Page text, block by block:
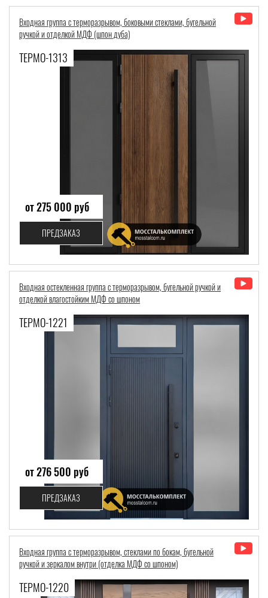
Входная группа с терморазрывом, боковыми стеклами, бугельной
ручкой и отделкой МДФ (шпон дуба)
ТЕРМО-1313
от 275 000 руб
ПРЕДЗАКАЗ
Входная остекленная группа с терморазрывом, бугельной ручкой и
отделкой влагостойким МДФ со шпоном
ТЕРМО-1221
от 276 500 руб
ПРЕДЗАКАЗ
Входная группа с терморазрывом, стеклами по бокам, бугельной
ручкой и зеркалом внутри (отделка МДФ со шпоном)
ТЕРМО-1220